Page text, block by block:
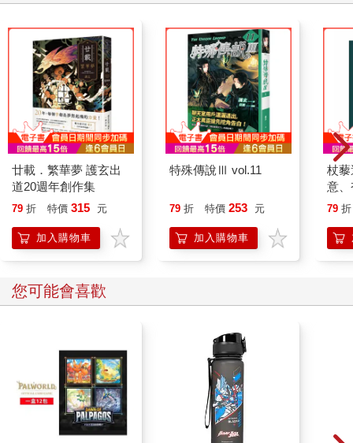
廿載．繁華夢 護玄出
道20週年創作集
79 折 特價 315 元
加入購物車
特殊傳說Ⅲ vol.11
79 折 特價 253 元
加入購物車
杖
意
恭
79 折
您可能會喜歡